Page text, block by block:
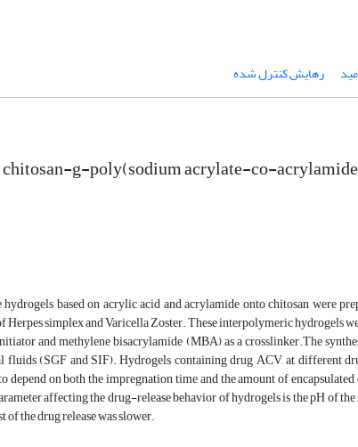
رهایش کنترل شده
g-poly(sodium acrylate-co-
based on acrylic acid and acrylamide onto chitosan were
simplex and Varicella Zoster. These interpolymeric hydrogels
and methylene bisacrylamide (MBA) as a crosslinker.The
fluids (SGF and SIF). Hydrogels containing drug ACV, at different
on both the impregnation time and the amount of
affecting the drug-release behavior of hydrogels is the pH of
of the drug release was slower.